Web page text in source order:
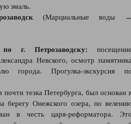
эмаль.
(Марциальные воды
г. Петрозаводску:
Невского, осмотр
города. Прогулка-экскурсия
почти тезка Петербурга, был основан
берегу Онежского озера, по
в честь царя-реформатора.